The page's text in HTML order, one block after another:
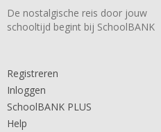
De nostalgische reis door jouw
schooltijd begint bij SchoolBANK
Registreren
Inloggen
SchoolBANK PLUS
Help